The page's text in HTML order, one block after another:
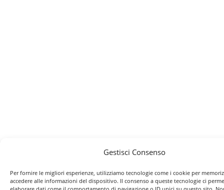
Gestisci Consenso
Per fornire le migliori esperienze, utilizziamo tecnologie come i cookie per
accedere alle informazioni del dispositivo. Il consenso a queste tecnologie ci